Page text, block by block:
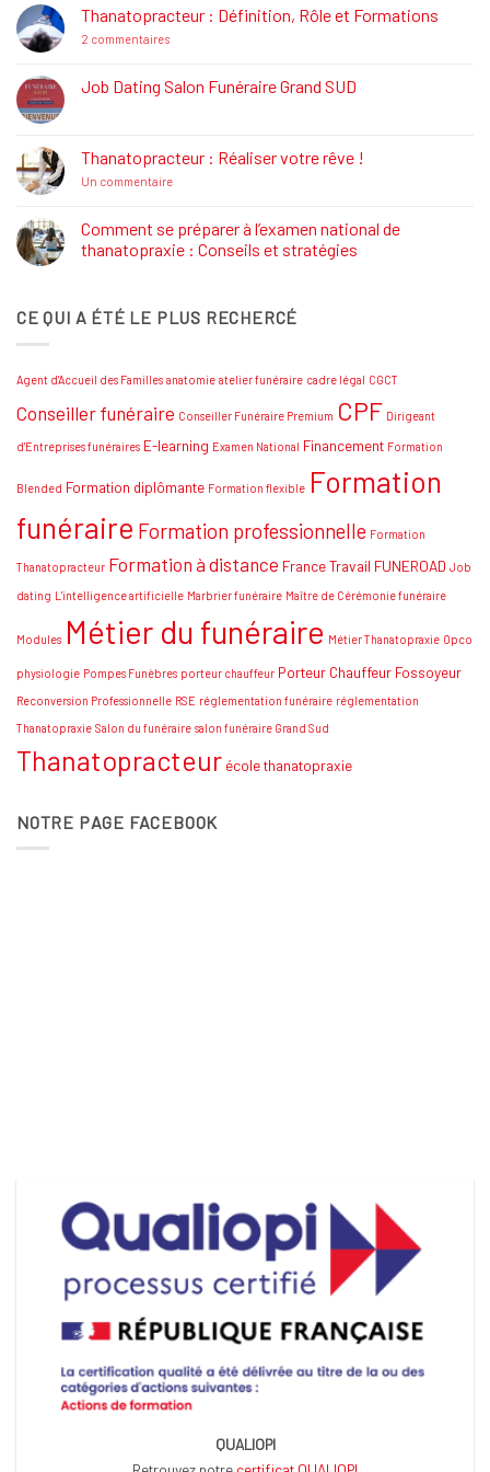
La
Réglementation
Funéraire
Thanatopracteur : Définition, Rôle et Formations
2 commentairessur
Définition,
Rôle
Job Dating Salon Funéraire Grand SUD
Job
Dating
Salon
SUD
Thanatopracteur : Réaliser votre rêve !
Un commentairesur
Réaliser
votre
rêve
Comment se préparer à l’examen national de
thanatopraxie : Conseils et stratégies
Comment
se
national
thanatopraxie
Conseils
CE QUI A ÉTÉ LE PLUS RECHERCÉ
Agent d'Accueil des Familles anatomie atelier funéraire cadre légal CGCT
Conseiller funéraire Conseiller Funéraire Premium CPF Dirigeant
d'Entreprises funéraires E-learning Examen National Financement Formation
Blended Formation diplômante Formation flexible Formation
funéraire Formation professionnelle Formation
Thanatopracteur Formation à distance France Travail FUNEROAD Job
dating L'intelligence artificielle Marbrier funéraire Maître de Cérémonie funéraire
Modules Métier du funéraire Métier Thanatopraxie Opco
physiologie Pompes Funèbres porteur chauffeur Porteur Chauffeur Fossoyeur
Reconversion Professionnelle RSE réglementation funéraire réglementation
Thanatopraxie Salon du funéraire salon funéraire Grand Sud
Thanatopracteur école thanatopraxie
NOTRE PAGE FACEBOOK
QUALIOPI